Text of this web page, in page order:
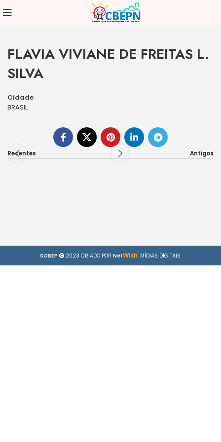
FLAVIA VIVIANE DE FREITAS L.
SILVA
Cidade
BRASIL
Recentes Antigos
SOBEP 2023 CRIADO POR NetWish. MÍDIAS DIGITAIS.